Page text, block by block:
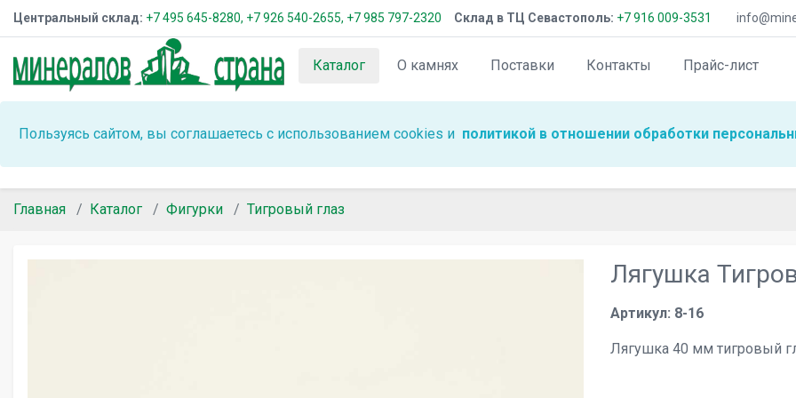
Центральный склад: +7 495 645-8280, +7 926 540-2655, +7 985 797-2320 Склад в ТЦ Севастополь: +7 916 009-3531
Каталог О камнях Поставки Контакты Прайс-лист
Пользуясь сайтом, вы соглашаетесь с использованием cookies и политикой в отношении обработки
Главная Каталог Фигурки Тигровый глаз
Лягушка
Артикул: 8-16
Лягушка 40 мм тигровый